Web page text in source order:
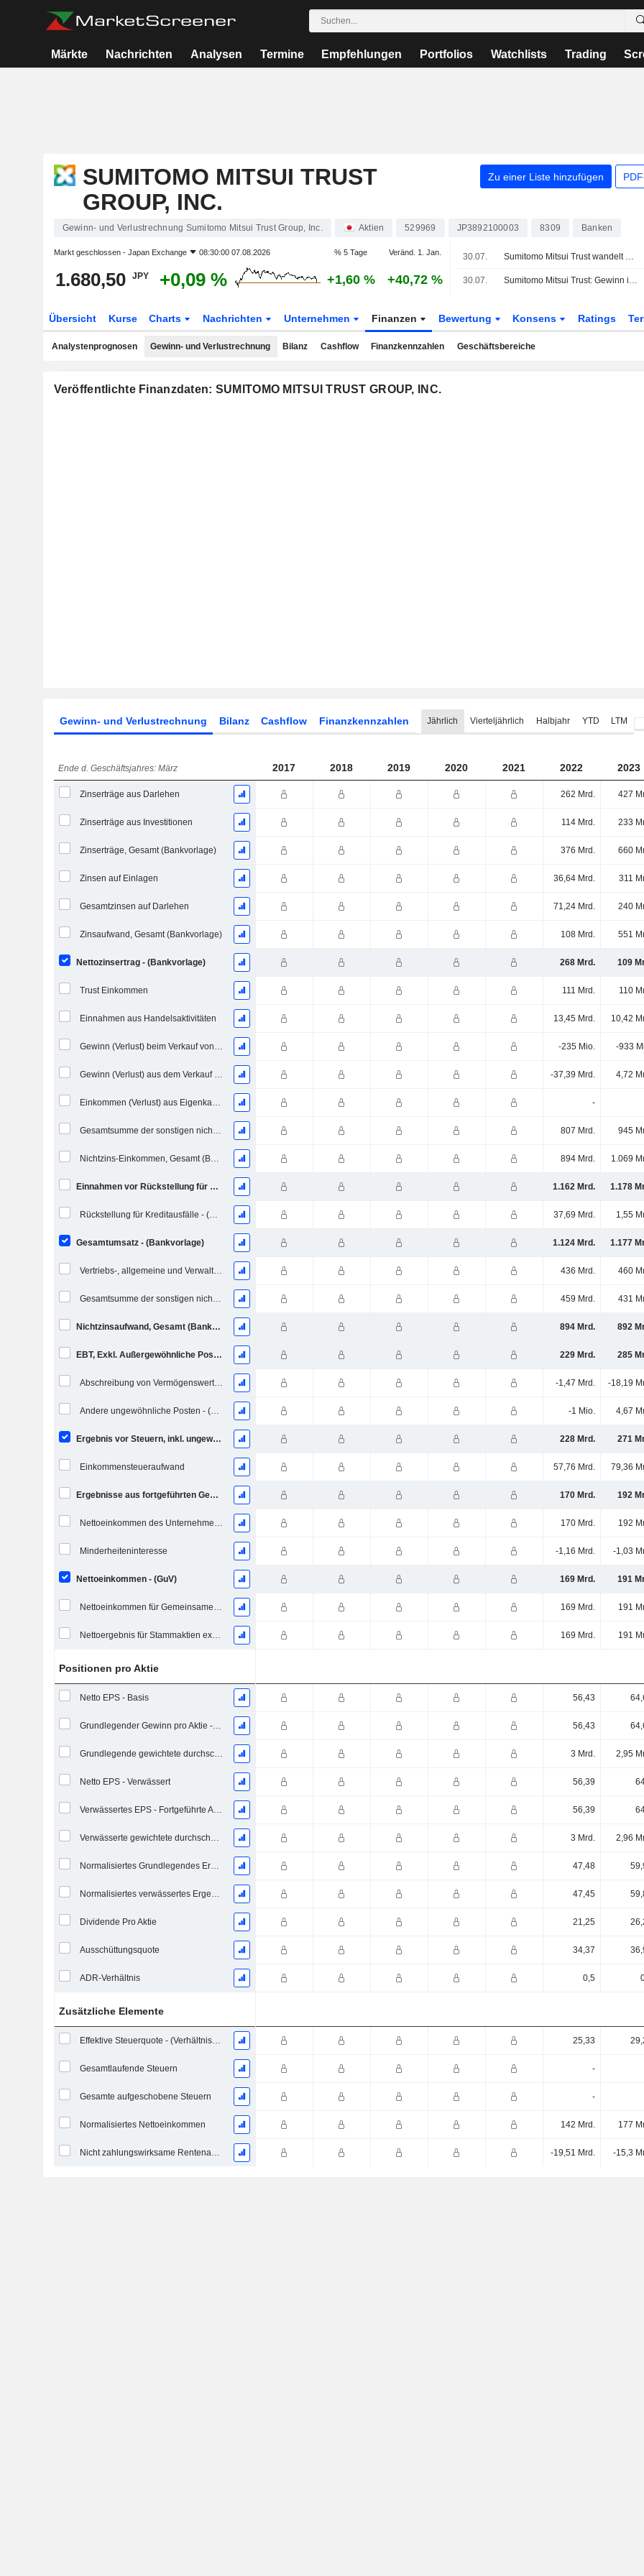
Märkte Nachrichten Analysen Termine Empfehlungen Portfolios Watchlists Trading
SUMITOMO MITSUI TRUST
GROUP, INC.
Zu einer Liste hinzufügen
Gewinn- und Verlustrechnung Sumitomo Mitsui Trust Group, Inc. Aktien 529969 JP3892100003 8309 Banken
Markt geschlossen - Japan Exchange 08:30:00 07.08.2026 % 5 Tage Veränd. 1. Jan.
1.680,50 JPY +0,09 % +1,60 % +40,72 %
30.07. Sumitomo Mitsui Trust wandelt Leasing-Tochter in Joint Venture um
30.07. Sumitomo Mitsui Trust: Gewinn im 1. Geschäftsquartal steigt um 57%
Übersicht Kurse Charts Nachrichten Unternehmen Finanzen Bewertung Konsens Ratings
Analystenprognosen Gewinn- und Verlustrechnung Bilanz Cashflow Finanzkennzahlen Geschäftsbereiche
Veröffentlichte Finanzdaten: SUMITOMO MITSUI TRUST GROUP, INC.
Gewinn- und Verlustrechnung Bilanz Cashflow Finanzkennzahlen Jährlich Vierteljährlich Halbjahr YTD LTM
Ende d. Geschäftsjahres: März 2017 2018 2019 2020 2021 2022 2023
Zinserträge aus Darlehen 262 Mrd. 427
Zinserträge aus Investitionen 114 Mrd. 233
Zinserträge, Gesamt (Bankvorlage) 376 Mrd. 660
Zinsen auf Einlagen 36,64 Mrd. 311
Gesamtzinsen auf Darlehen 71,24 Mrd. 240
Zinsaufwand, Gesamt (Bankvorlage) 108 Mrd. 551
Nettozinsertrag - (Bankvorlage) 268 Mrd. 109
Trust Einkommen 111 Mrd. 110
Einnahmen aus Handelsaktivitäten 13,45 Mrd. 10,42
Gewinn (Verlust) beim Verkauf von Vermögenswerten - (Einnahmenblock) -235 Mio. -933
Gewinn (Verlust) aus dem Verkauf von Invest. & Wertpapiere - (Rev) -37,39 Mrd. 4,72
Einkommen (Verlust) aus Eigenkapitalinvestitionen (Einkommensblock) - (Bankvorlage) -
Gesamtsumme der sonstigen nicht zinsbezogenen Einnahmen 807 Mrd. 945
Nichtzins-Einkommen, Gesamt (Bankvorlage) 894 Mrd. 1.069
Einnahmen vor Rückstellung für Kreditausfälle 1.162 Mrd. 1.178
Rückstellung für Kreditausfälle - (Bank / Makl. / FS Vorlage) 37,69 Mrd. 1,55
Gesamtumsatz - (Bankvorlage) 1.124 Mrd. 1.177
Vertriebs-, allgemeine und Verwaltungskosten, Gesamt - (Modellspezifisch) 436 Mrd. 460
Gesamtsumme der sonstigen nicht zinsbezogenen Aufwendungen 459 Mrd. 431
Nichtzinsaufwand, Gesamt (Bankvorlage) 894 Mrd. 892
EBT, Exkl. Außergewöhnliche Posten - (Modellspezifisch) 229 Mrd. 285
Abschreibung von Vermögenswerten - (Vorlagenspezifisch) -1,47 Mrd. -18,19
Andere ungewöhnliche Posten - (Vorlagenspezifisch) -1 Mio. 4,67
Ergebnis vor Steuern, inkl. ungewöhnliche Posten 228 Mrd. 271
Einkommensteueraufwand 57,76 Mrd. 79,36
Ergebnisse aus fortgeführten Geschäftstätigkeiten 170 Mrd. 192
Nettoeinkommen des Unternehmens 170 Mrd. 192
Minderheiteninteresse -1,16 Mrd. -1,03
Nettoeinkommen - (GuV) 169 Mrd. 191
Nettoeinkommen für Gemeinsames einschließlich außerordentlicher Posten 169 Mrd. 191
Nettoergebnis für Stammaktien exkl. außerordentliche Posten 169 Mrd. 191
Positionen pro Aktie
Netto EPS - Basis 56,43
Grundlegender Gewinn pro Aktie - Fortlaufende Geschäftstätigkeit 56,43
Grundlegende gewichtete durchschnittliche ausstehende Aktien 3 Mrd. 2,95
Netto EPS - Verwässert 56,39
Verwässertes EPS - Fortgeführte Aktivitäten 56,39
Verwässerte gewichtete durchschnittliche ausstehende Aktien 3 Mrd. 2,96
Normalisiertes Grundlegendes Ergebnis je Aktie 47,48
Normalisiertes verwässertes Ergebnis pro Aktie 47,45
Dividende Pro Aktie 21,25
Ausschüttungsquote 34,37
ADR-Verhältnis 0,5
Zusätzliche Elemente
Effektive Steuerquote - (Verhältniszahl) 25,33
Gesamtlaufende Steuern -
Gesamte aufgeschobene Steuern -
Normalisiertes Nettoeinkommen 142 Mrd. 177
Nicht zahlungswirksame Rentenaufwendungen -19,51 Mrd. -15,3